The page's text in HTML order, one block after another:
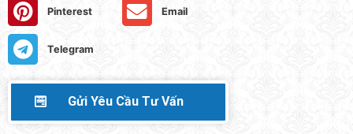
Pinterest Email
Telegram
Gửi Yêu Cầu Tư Vấn